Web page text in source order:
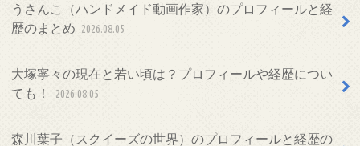
うさんこ（ハンドメイド動画作家）のプロフィールと経
歴のまとめ 2026.08.05
大塚寧々の現在と若い頃は？プロフィールや経歴につい
ても！
2026.08.05
森川葉子（スクイーズの世界）のプロフィールと経歴の